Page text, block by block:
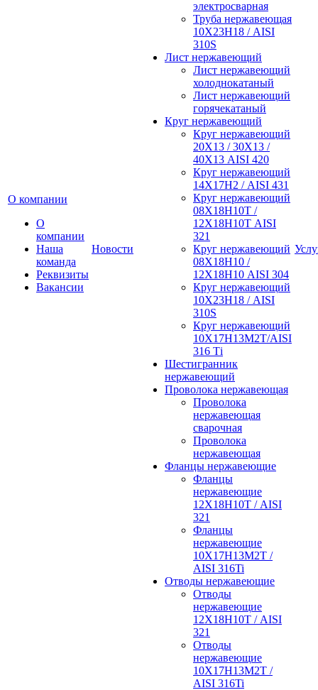
О компании
О
компании
Наша
команда
Реквизиты
Вакансии
Новости
электросварная
Труба нержавеющая
10Х23Н18 / AISI
310S
Лист нержавеющий
Лист нержавеющий
холоднокатаный
Лист нержавеющий
горячекатаный
Круг нержавеющий
Круг нержавеющий
20Х13 / 30Х13 /
40Х13 AISI 420
Круг нержавеющий
14Х17Н2 / AISI 431
Круг нержавеющий
08Х18Н10Т /
12Х18Н10Т AISI
321
Круг нержавеющий
08Х18Н10 /
12Х18Н10 AISI 304
Круг нержавеющий
10Х23Н18 / AISI
310S
Круг нержавеющий
10Х17Н13М2Т/AISI
316 Тi
Шестигранник
нержавеющий
Проволока нержавеющая
Проволока
нержавеющая
сварочная
Проволока
нержавеющая
Фланцы нержавеющие
Фланцы
нержавеющие
12Х18Н10Т / AISI
321
Фланцы
нержавеющие
10Х17Н13М2Т /
AISI 316Ti
Отводы нержавеющие
Отводы
нержавеющие
12Х18Н10Т / AISI
321
Отводы
нержавеющие
10Х17Н13М2Т /
AISI 316Ti